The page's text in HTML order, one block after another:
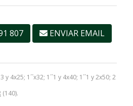
1´´x32; 1´´1 y 4x40; 1´´1 y 2x50; 2
(140).
807 ENVIAR EMAIL